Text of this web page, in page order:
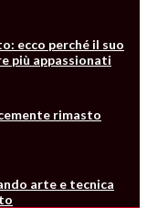
ecco perché il suo
più appassionati
rimasto
arte e tecnica